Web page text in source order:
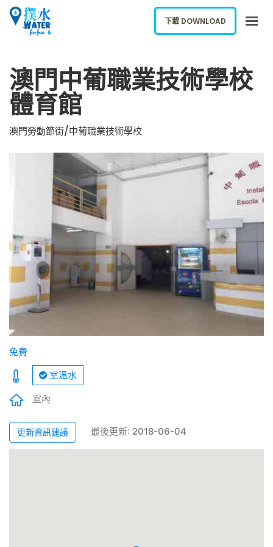
關於我們
下載應用
報告新飲水機
ENGLISH
下載 DOWNLOAD
澳門中葡職業技術學校
體育館
澳門勞動節街/中葡職業技術學校
免費
室溫水
室內
更新資訊建議 最後更新: 2018-06-04
下載 DOWNLOAD